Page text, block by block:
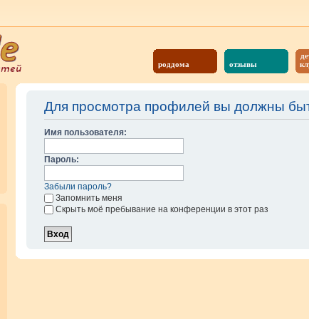
роддома отзывы
Для просмотра профилей вы должны
Имя пользователя:
Пароль:
Забыли пароль?
Запомнить меня
Скрыть моё пребывание на конференции в этот раз